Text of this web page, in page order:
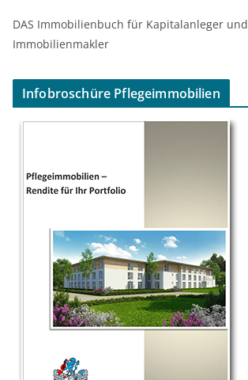
DAS Immobilienbuch für Kapitalanleger und
Immobilienmakler
Infobroschüre Pflegeimmobilien